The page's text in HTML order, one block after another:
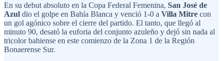
En su debut absoluto en la Copa Federal Femenina, San José de
Azul dio el golpe en Bahía Blanca y venció 1-0 a Villa Mitre con
un gol agónico sobre el cierre del partido. El tanto, que llegó al
minuto 90, desató la euforia del conjunto azuleño y dejó sin nada al
tricolor bahiense en este comienzo de la Zona 1 de la Región
Bonaerense Sur.